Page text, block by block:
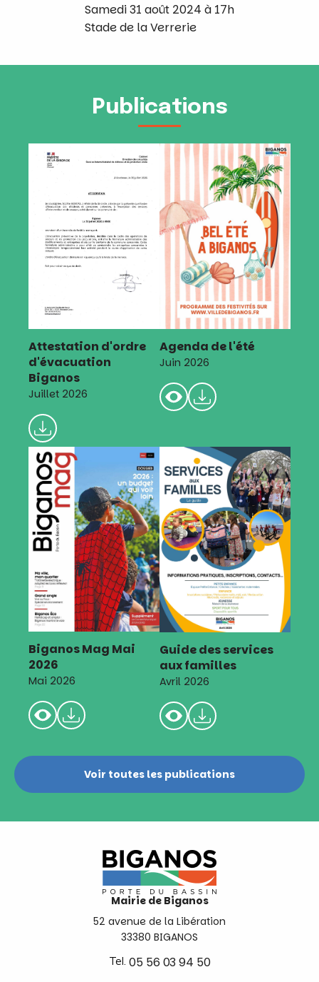
Samedi 31 août 2024 à 17h
Stade de la Verrerie
Publications
Attestation d'ordre
d'évacuation
Biganos
Juillet 2026
Agenda de l'été
Juin 2026
Biganos Mag Mai
2026
Mai 2026
Guide des services
aux familles
Avril 2026
Voir toutes les publications
Mairie de Biganos
52 avenue de la Libération
33380 BIGANOS
Tel. 05 56 03 94 50